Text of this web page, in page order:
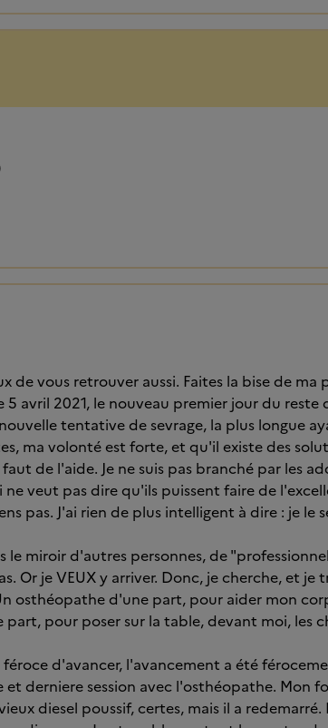
de vous retrouver aussi. Faites la bise de
5 avril 2021, le nouveau premier jour du reste
tentative de sevrage, la plus longue
ma volonté est forte, et qu'il existe des
de l'aide. Je ne suis pas branché par les
veut pas dire qu'ils puissent faire de
pas. J'ai rien de plus intelligent à dire : je le
le miroir d'autres personnes, de
Or je VEUX y arriver. Donc, je cherche, et je
osthéopathe d'une part, pour aider mon
pour poser sur la table, devant moi, les
d'avancer, l'avancement a été
derniere session avec l'osthéopathe. Mon
diesel poussif, certes, mais il a